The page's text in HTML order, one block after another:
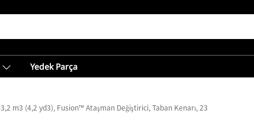
Yedek Parça
3,2 m3 (4,2 yd3), Fusion™ Ataşman Değiştirici, Taban Kenarı, 23.5R25 Lastikler